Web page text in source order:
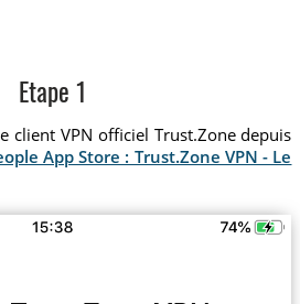
Etape 1
client VPN officiel Trust.Zone depuis
App Store : Trust.Zone VPN - Le